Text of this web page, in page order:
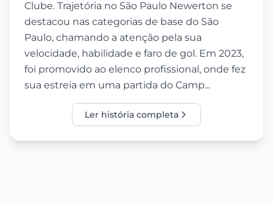
Clube. Trajetória no São Paulo Newerton se
destacou nas categorias de base do São
Paulo, chamando a atenção pela sua
velocidade, habilidade e faro de gol. Em 2023,
foi promovido ao elenco profissional, onde fez
sua estreia em uma partida do Camp...
Ler história completa